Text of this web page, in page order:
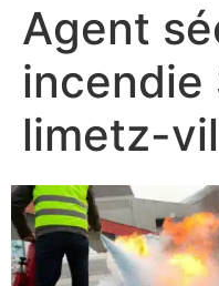
Agent
incendie
limetz-